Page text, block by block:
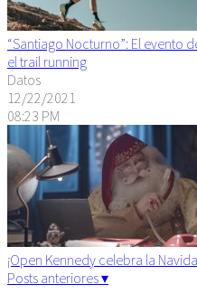
“Santiago Nocturno”: El evento
el trail running
Datos
12/22/2021
08:23 PM
¡Open Kennedy celebra la
Posts anteriores ▾